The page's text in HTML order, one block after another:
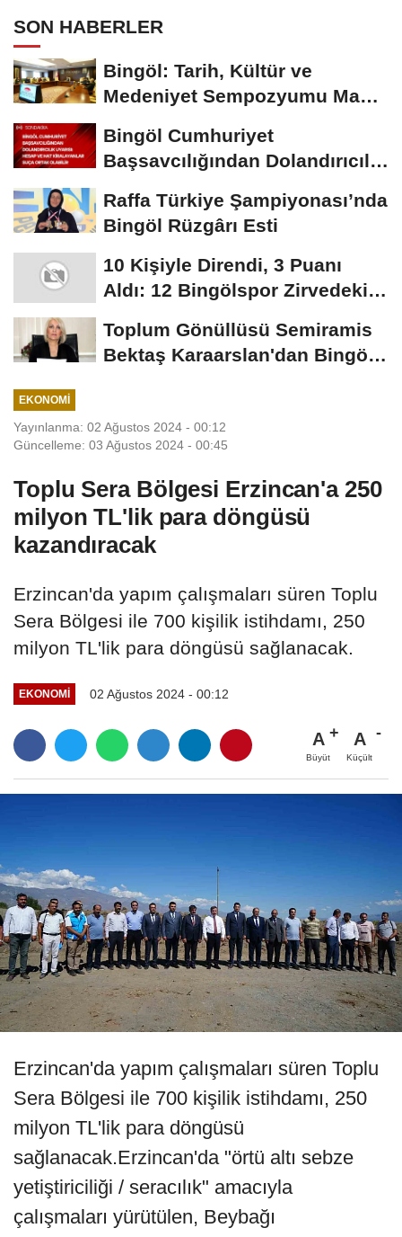
SON HABERLER
Bingöl: Tarih, Kültür ve
Medeniyet Sempozyumu Mayıs
Bingöl Cumhuriyet
Başsavcılığından Dolandırıcılık
Raffa Türkiye Şampiyonası’nda
Bingöl Rüzgârı Esti
10 Kişiyle Direndi, 3 Puanı
Aldı: 12 Bingölspor Zirvedeki
Toplum Gönüllüsü Semiramis
Bektaş Karaarslan'dan Bingöl
EKONOMI
Yayınlanma: 02 Ağustos 2024 - 00:12
Güncelleme: 03 Ağustos 2024 - 00:45
Toplu Sera Bölgesi Erzincan'a 250
milyon TL'lik para döngüsü
kazandıracak
Erzincan'da yapım çalışmaları süren Toplu
Sera Bölgesi ile 700 kişilik istihdamı, 250
milyon TL'lik para döngüsü sağlanacak.
EKONOMI 02 Ağustos 2024 - 00:12
A
Büyüt
A
Küçült
Erzincan'da yapım çalışmaları süren Toplu
Sera Bölgesi ile 700 kişilik istihdamı, 250
milyon TL'lik para döngüsü
sağlanacak.Erzincan'da "örtü altı sebze
yetiştiriciliği / seracılık" amacıyla
çalışmaları yürütülen, Beybağı